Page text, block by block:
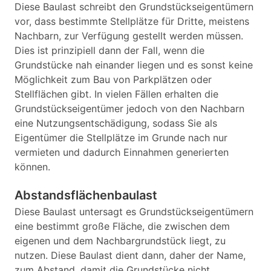
Diese Baulast schreibt den Grundstückseigentümern
vor, dass bestimmte Stellplätze für Dritte, meistens
Nachbarn, zur Verfügung gestellt werden müssen.
Dies ist prinzipiell dann der Fall, wenn die
Grundstücke nah einander liegen und es sonst keine
Möglichkeit zum Bau von Parkplätzen oder
Stellflächen gibt. In vielen Fällen erhalten die
Grundstückseigentümer jedoch von den Nachbarn
eine Nutzungsentschädigung, sodass Sie als
Eigentümer die Stellplätze im Grunde nach nur
vermieten und dadurch Einnahmen generierten
können.
Abstandsflächenbaulast
Diese Baulast untersagt es Grundstückseigentümern
eine bestimmt große Fläche, die zwischen dem
eigenen und dem Nachbargrundstück liegt, zu
nutzen. Diese Baulast dient dann, daher der Name,